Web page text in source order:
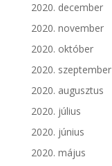
2020. december
2020. november
2020. október
2020. szeptember
2020. augusztus
2020. július
2020. június
2020. május